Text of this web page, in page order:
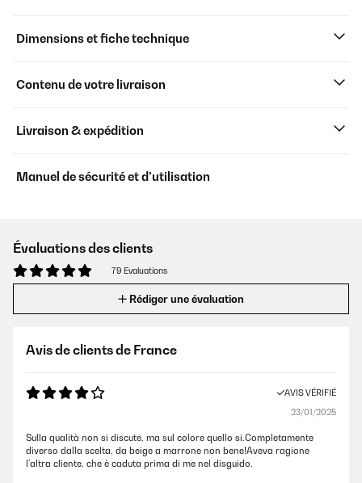
Dimensions et fiche technique
Contenu de votre livraison
Livraison & expédition
Manuel de sécurité et d’utilisation
Évaluations des clients
79 Evaluations
Rédiger une évaluation
Avis de clients de France
AVIS VÉRIFIÉ
23/01/2025
Sulla qualità non si discute, ma sul colore quello si.Completamente
diverso dalla scelta, da beige a marrone non bene!Aveva ragione
l’altra cliente, che è caduta prima di me nel disguido.